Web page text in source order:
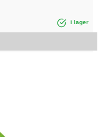
i lager